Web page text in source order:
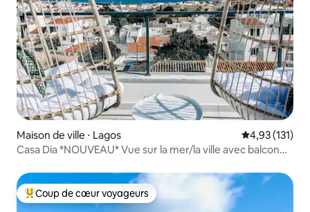
Maison de ville ⋅ Lagos Évaluation
4,93 (131)
Casa Dia *NOUVEAU* Vue sur la mer/la ville avec balcon
Coups de cœur voyageurs les plus appréciés
Coup de cœur voyageurs